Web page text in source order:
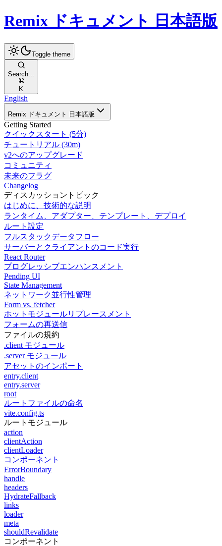
Remix ドキュメント 日本語版
Toggle theme
Search...
K
English
Remix ドキュメント 日本語版
Getting Started
クイックスタート (5分)
チュートリアル (30m)
v2へのアップグレード
コミュニティ
未来のフラグ
Changelog
ディスカッショントピック
はじめに、技術的な説明
ランタイム、アダプター、テンプレート、デプロイ
ルート設定
フルスタックデータフロー
サーバーとクライアントのコード実行
React Router
プログレッシブエンハンスメント
Pending UI
State Management
ネットワーク並行性管理
Form vs. fetcher
ホットモジュールリプレースメント
フォームの再送信
ファイルの規約
.client モジュール
.server モジュール
アセットのインポート
entry.client
entry.server
root
ルートファイルの命名
vite.config.ts
ルートモジュール
action
clientAction
clientLoader
コンポーネント
ErrorBoundary
handle
headers
HydrateFallback
links
loader
meta
shouldRevalidate
コンポーネント